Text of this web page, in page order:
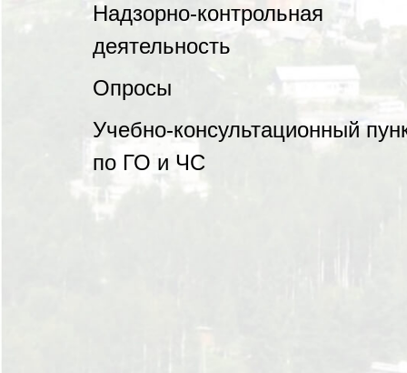
Надзорно-контрольная
деятельность
Опросы
Учебно-консультационный
по ГО и ЧС